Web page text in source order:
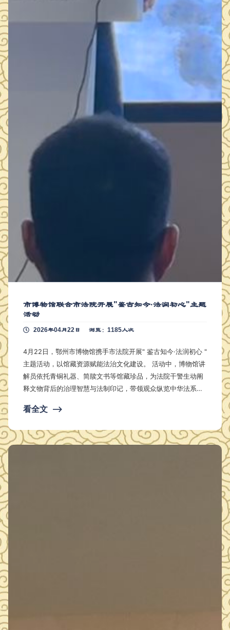
市博物馆联合市法院开展"鉴古知今·法润初心"主题
活动
2026年04月22日 浏览：1185人次
4月22日，鄂州市博物馆携手市法院开展" 鉴古知今·法润初心 "
主题活动，以馆藏资源赋能法治文化建设。 活动中，博物馆讲
解员依托青铜礼器、简牍文书等馆藏珍品，为法院干警生动阐
释文物背后的治理智慧与法制印记，带领观众纵览中华法系的
厚内涵。 读书分享环节由法院干警主导，以博物馆提供的6件
展法治宣讲。干警们围绕法治史经典著述，设置" 追本…
看全文 ⟶